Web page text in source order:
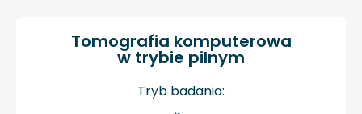
Tomografia komputerowa
w trybie pilnym
Tryb badania: